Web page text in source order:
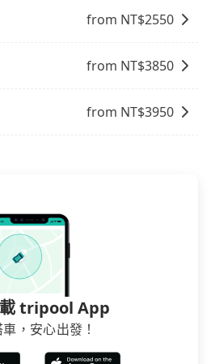
from NT$2550
from NT$3850
from NT$3950
tripool App
，安心出發！